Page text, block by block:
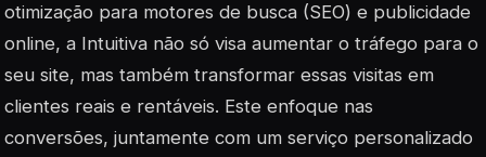
otimização para motores de busca (SEO) e publicidade
online, a Intuitiva não só visa aumentar o tráfego para o
seu site, mas também transformar essas visitas em
clientes reais e rentáveis. Este enfoque nas
conversões, juntamente com um serviço personalizado